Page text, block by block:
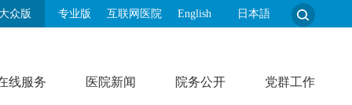
众版 专业版 互联网医院 English 日本語
线服务 医院新闻 院务公开 党群工作